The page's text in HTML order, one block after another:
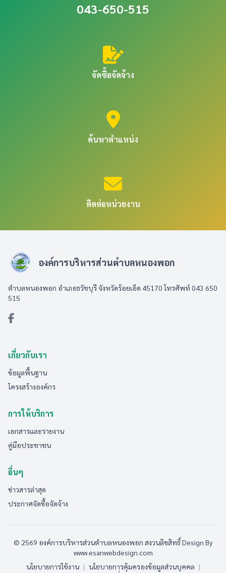
043-650-515
จัดซื้อจัดจ้าง
ค้นหาตำแหน่ง
ติดต่อหน่วยงาน
องค์การบริหารส่วนตำบลหนองพอก
ตำบลหนองพอก อำเภอธวัชบุรี จังหวัดร้อยเอ็ด 45170 โทรศัพท์ 043 650
515
เกี่ยวกับเรา
ข้อมูลพื้นฐาน
โครงสร้างองค์กร
การให้บริการ
เอกสารและรายงาน
คู่มือประชาชน
อื่นๆ
ข่าวสารล่าสุด
ประกาศจัดซื้อจัดจ้าง
© 2569 องค์การบริหารส่วนตำบลหนองพอก สงวนลิขสิทธิ์Design By
www.esanwebdesign.com
นโยบายการใช้งาน | นโยบายการคุ้มครองข้อมูลส่วนบุคคล |